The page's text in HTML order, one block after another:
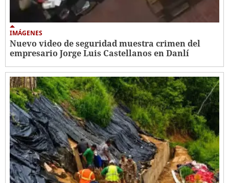
IMÁGENES
Nuevo video de seguridad muestra crimen del
empresario Jorge Luis Castellanos en Danlí